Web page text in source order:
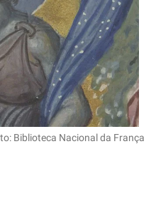
Biblioteca Nacional da França